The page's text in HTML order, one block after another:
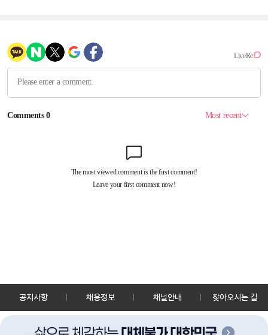
공지사항 채용정보 채널안내 찾아오시는 길
30128 세종특별자치시 정부2청사로 13 한국정책방송원 KTV